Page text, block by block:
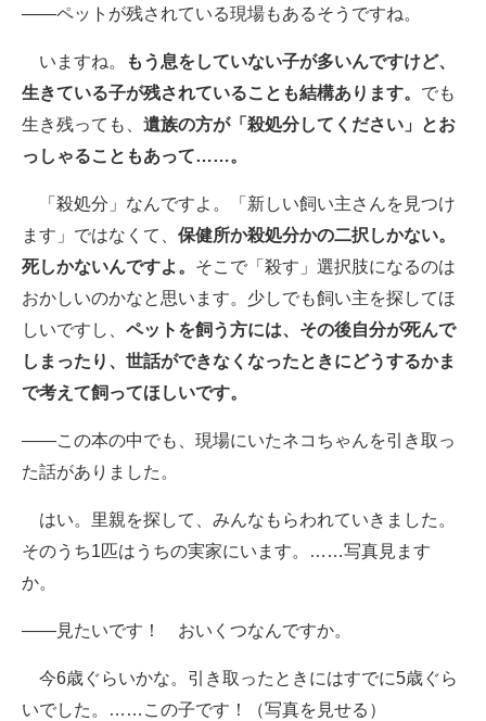
――ペットが残されている現場もあるそうですね。
いますね。
もう息をしていない子が多いんですけど、
生きている子が残されていることも結構あります。 でも
生き残っても、 遺族の方が「殺処分してください」とお
っしゃることもあって……。
「殺処分」なんですよ。「新しい飼い主さんを見つけ
ます」ではなくて、 保健所か殺処分かの二択しかない。
死しかないんですよ。 そこで「殺す」選択肢になるのは
おかしいのかなと思います。少しでも飼い主を探してほ
しいですし、 ペットを飼う方には、その後自分が死んで
しまったり、世話ができなくなったときにどうするかま
で考えて飼ってほしいです。
――この本の中でも、現場にいたネコちゃんを引き取っ
た話がありました。
はい。里親を探して、みんなもらわれていきました。
そのうち1匹はうちの実家にいます。……写真見ます
か。
――見たいです！ おいくつなんですか。
今6歳ぐらいかな。引き取ったときにはすでに5歳ぐら
いでした。……この子です！（写真を見せる）